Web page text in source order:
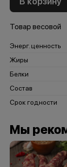
Товар весовой
Энерг. ценность
Жиры
Белки
Состав
Срок годности
Мы